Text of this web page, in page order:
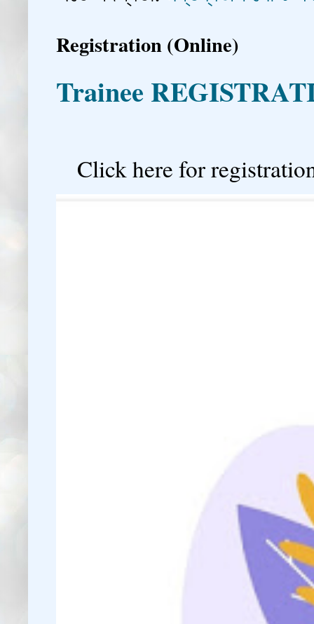
Registration (Online)
Trainee
Click here for